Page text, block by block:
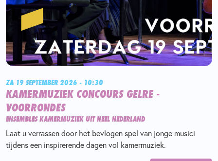
ZA 19 SEPTEMBER 2026 - 10:30
KAMERMUZIEK CONCOURS GELRE -
VOORRONDES
ENSEMBLES KAMERMUZIEK UIT HEEL NEDERLAND
Laat u verrassen door het bevlogen spel van jonge musici
tijdens een inspirerende dagen vol kamermuziek.